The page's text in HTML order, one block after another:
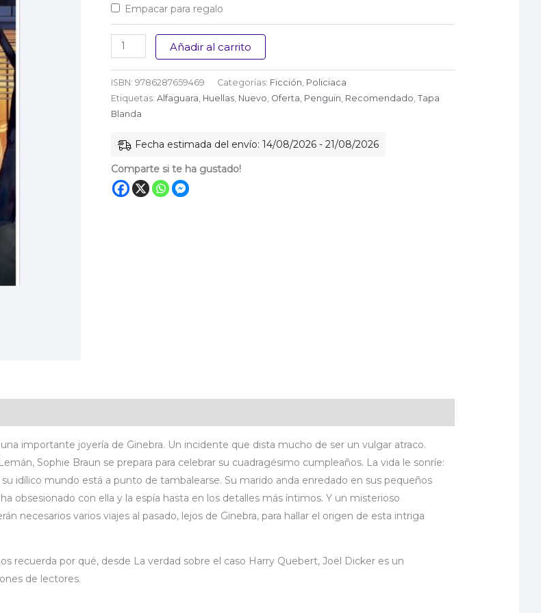
Empacar para regalo
Un
animal
salvaje
cantidad
Añadir al carrito
ISBN: 9786287659469 Categorías: Ficción, Policiaca
Etiquetas: Alfaguara, Huellas, Nuevo, Oferta, Penguin, Recomendado, Tapa
Blanda
Fecha estimada del envío: 14/08/2026 - 21/08/2026
Comparte si te ha gustado!
importante joyería de Ginebra. Un incidente que dista mucho de ser un vulgar atraco.
Sophie Braun se prepara para celebrar su cuadragésimo cumpleaños. La vida le sonríe:
idílico mundo está a punto de tambalearse. Su marido anda enredado en sus pequeños
obsesionado con ella y la espía hasta en los detalles más íntimos. Y un misterioso
necesarios varios viajes al pasado, lejos de Ginebra, para hallar el origen de esta intriga
recuerda por qué, desde La verdad sobre el caso Harry Quebert, Joël Dicker es un
de lectores.